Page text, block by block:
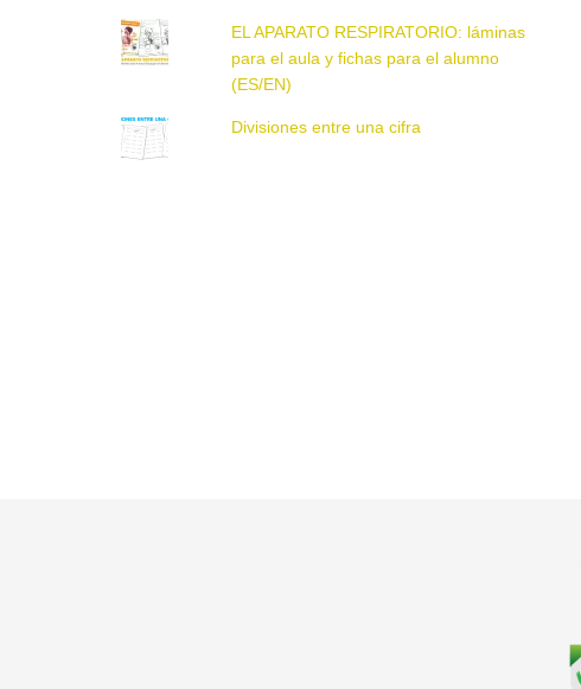
EL APARATO RESPIRATORIO: láminas
para el aula y fichas para el alumno
(ES/EN)
Divisiones entre una cifra